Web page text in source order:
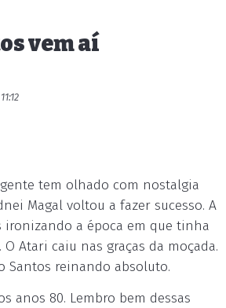
vem aí
tem olhado com nostalgia
Magal voltou a fazer sucesso. A
ironizando a época em que tinha
Atari caiu nas graças da moçada.
Santos reinando absoluto.
anos 80. Lembro bem dessas